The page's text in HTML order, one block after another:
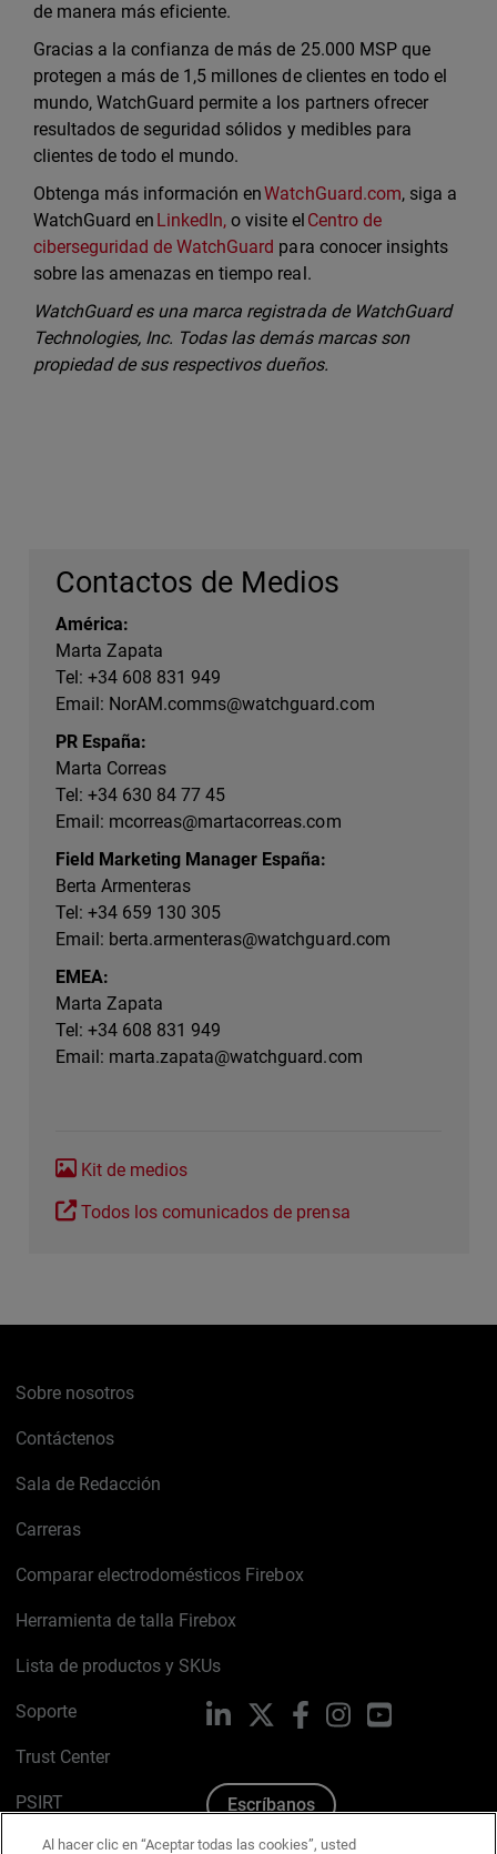
de manera más eficiente.
Gracias a la confianza de más de 25.000 MSP que
protegen a más de 1,5 millones de clientes en todo el
mundo, WatchGuard permite a los partners ofrecer
resultados de seguridad sólidos y medibles para
clientes de todo el mundo.
Obtenga más información enWatchGuard.com, siga a
WatchGuard en LinkedIn, o visite el Centro de
ciberseguridad de WatchGuard para conocer insights
sobre las amenazas en tiempo real.
WatchGuard es una marca registrada de WatchGuard
Technologies, Inc. Todas las demás marcas son
propiedad de sus respectivos dueños.
Contactos de Medios
América:
Marta Zapata
Tel: +34 608 831 949
Email: NorAM.comms@watchguard.com
PR España:
Marta Correas
Tel: +34 630 84 77 45
Email: mcorreas@martacorreas.com
Field Marketing Manager España:
Berta Armenteras
Tel: +34 659 130 305
Email: berta.armenteras@watchguard.com
EMEA:
Marta Zapata
Tel: +34 608 831 949
Email: marta.zapata@watchguard.com
Kit de medios
Todos los comunicados de prensa
Sobre nosotros
Contáctenos
Sala de Redacción
Carreras
Comparar electrodomésticos Firebox
Herramienta de talla Firebox
Lista de productos y SKUs
Soporte
Trust Center
PSIRT
Política de cookies
LinkedIn FacebookInstagram
Escríbanos
Al hacer clic en “Aceptar todas las cookies”, usted